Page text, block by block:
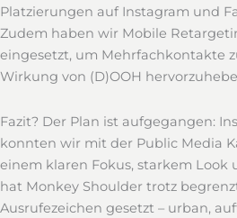
Platzierungen auf Instagram und
Zudem haben wir Mobile
eingesetzt, um Mehrfachkontakte
Wirkung von (D)OOH
Fazit? Der Plan ist aufgegangen:
konnten wir mit der Public Media
einem klaren Fokus, starkem Look
hat Monkey Shoulder trotz
Ausrufezeichen gesetzt – urban,